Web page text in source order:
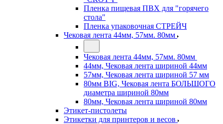
Пленка пищевая ПВХ для "горячего
стола"
Пленка упаковочная СТРЕЙЧ
Чековая лента 44мм, 57мм. 80мм
Чековая лента 44мм, 57мм. 80мм
44мм, Чековая лента шириной 44мм
57мм, Чековая лента шириной 57 мм
80мм BIG, Чековая лента БОЛЬШОГО
диаметра шириной 80мм
80мм, Чековая лента шириной 80мм
Этикет-пистолеты
Этикетки для принтеров и весов